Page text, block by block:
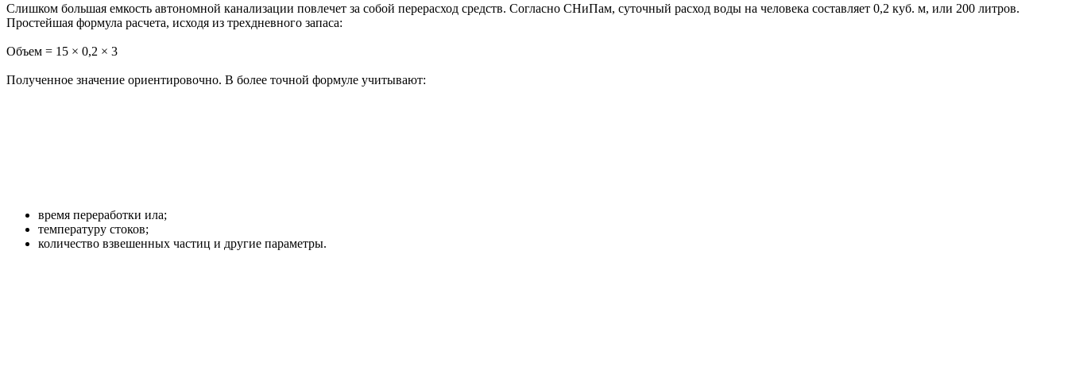
Слишком большая емкость автономной канализации повлечет за собой перерасход средств. Согласно СНиПам, суточный расход воды на человека составляет 0,2 куб. м, или 200 литров.
Простейшая формула расчета, исходя из трехдневного запаса:
Объем = 15 × 0,2 × 3
Полученное значение ориентировочно. В более точной формуле учитывают:
время переработки ила;
температуру стоков;
количество взвешенных частиц и другие параметры.